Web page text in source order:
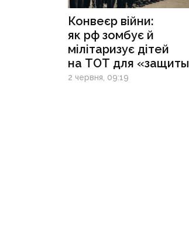
Конвеєр війни:
як рф зомбує й
мілітаризує дітей
на ТОТ для «защиты
Родины»
2 червня, 09:19